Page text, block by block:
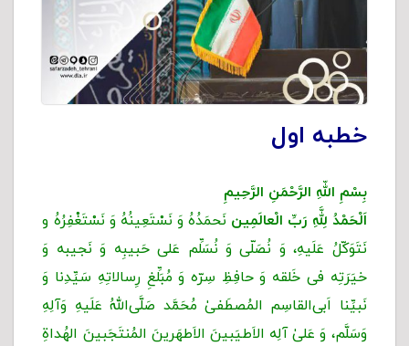
خطبه اول
بِسْمِ اللّهِ الرَّحْمَنِ الرَّحِیمِ
اَلْحَمْدُ لِلَّهِ رَبِّ الْعالَمِین نَحمَدُهُ وَ نَسْتَعِینُهُ وَ نَسْتَغْفِرُهُ و
نَتَوَکّلُ عَلَیهِ، وَ نُصَلّی وَ نُسَلِّم عَلی حَبیبِه وَ نَجیبه وَ
خیَرَتِه فی خَلقه وَ حافِظِ سِرّه وَ مُبَلِّغِ رِسالاتِهِ سَیِّدِنا وَ
نَبیِّنا اَبی‌القاسِم المُصطَفیٰ مُحَمَّد صَلَّى‌اللهُ عَلَیهِ وَآلِهِ
وَسَلَّم، وَ عَلیٰ آلِه الاَطیَبینَ الاَطهَرینَ المُنتَجَبینَ الهُداةِ